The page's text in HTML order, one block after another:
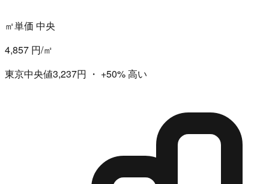
㎡単価 中央
4,857 円/㎡
東京中央値3,237円 ・ +50%高い